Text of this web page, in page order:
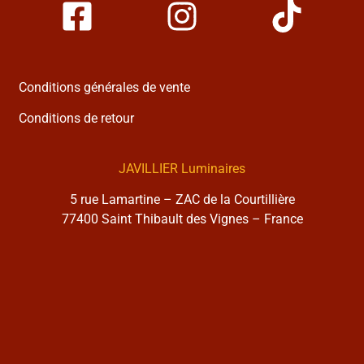
Conditions générales de vente
Conditions de retour
JAVILLIER Luminaires
5 rue Lamartine – ZAC de la Courtillière
77400 Saint Thibault des Vignes – France